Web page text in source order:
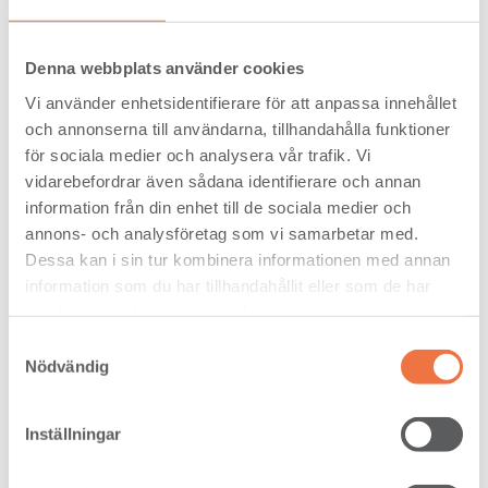
Denna webbplats använder cookies
Vi använder enhetsidentifierare för att anpassa innehållet
och annonserna till användarna, tillhandahålla funktioner
för sociala medier och analysera vår trafik. Vi
vidarebefordrar även sådana identifierare och annan
information från din enhet till de sociala medier och
annons- och analysföretag som vi samarbetar med.
Dessa kan i sin tur kombinera informationen med annan
information som du har tillhandahållit eller som de har
Nödvändig
Inställningar